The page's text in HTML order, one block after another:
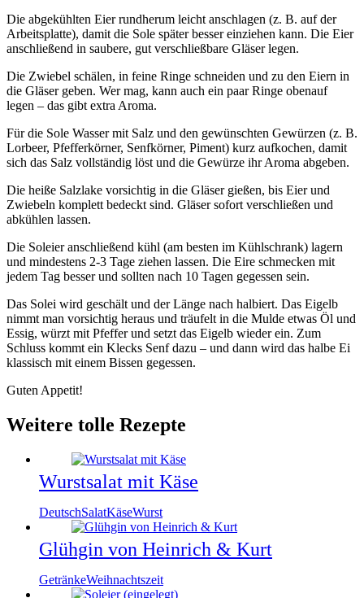
Die abgekühlten Eier rundherum leicht anschlagen (z. B. auf der
Arbeitsplatte), damit die Sole später besser einziehen kann. Die Eier
anschließend in saubere, gut verschließbare Gläser legen.
Die Zwiebel schälen, in feine Ringe schneiden und zu den Eiern in
die Gläser geben. Wer mag, kann auch ein paar Ringe obenauf
legen – das gibt extra Aroma.
Für die Sole Wasser mit Salz und den gewünschten Gewürzen (z. B.
Lorbeer, Pfefferkörner, Senfkörner, Piment) kurz aufkochen, damit
sich das Salz vollständig löst und die Gewürze ihr Aroma abgeben.
Die heiße Salzlake vorsichtig in die Gläser gießen, bis Eier und
Zwiebeln komplett bedeckt sind. Gläser sofort verschließen und
abkühlen lassen.
Die Soleier anschließend kühl (am besten im Kühlschrank) lagern
und mindestens 2-3 Tage ziehen lassen. Die Eire schmecken mit
jedem Tag besser und sollten nach 10 Tagen gegessen sein.
Das Solei wird geschält und der Länge nach halbiert. Das Eigelb
nimmt man vorsichtig heraus und träufelt in die Mulde etwas Öl und
Essig, würzt mit Pfeffer und setzt das Eigelb wieder ein. Zum
Schluss kommt ein Klecks Senf dazu – und dann wird das halbe Ei
klassisch mit einem Bissen gegessen.
Guten Appetit!
Weitere tolle Rezepte
Wurstsalat mit Käse
DeutschSalatKäseWurst
Glühgin von Heinrich & Kurt
GetränkeWeihnachtszeit